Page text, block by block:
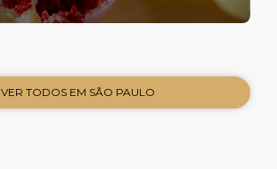
VER TODOS EM SÃO PAULO